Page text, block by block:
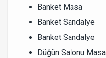
Banket Masa
Banket Sandalye
Banket Sandalye
Düğün Salonu Masa